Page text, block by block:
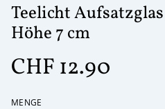
Teelicht
Höhe 7 cm
CHF 12.90
MENGE